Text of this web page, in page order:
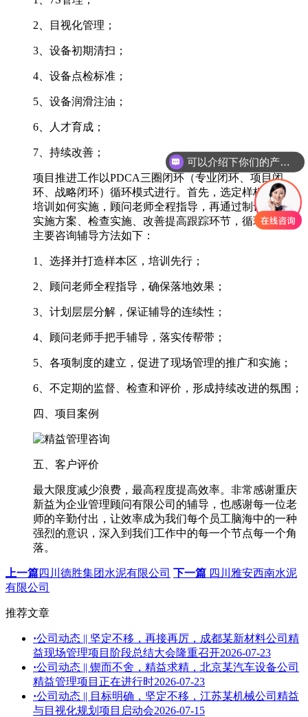
2、目视化管理；
3、设备初期清扫；
4、设备点检标准；
5、设备润滑注油；
6、人才育成；
7、持续改善；
项目推进工作以PDCA三圈闭环（专业闭环、项目闭
环、战略闭环）循环模式进行。首先，选定样板区域并
培训如何实施，顾问老师全程指导，再通过制订计划、
实施方案、检查实施、改善提高跟踪环节，循环巩固。
主要咨询辅导方法如下：
1、选择并打造样本区，培训先行；
2、顾问老师全程指导，确保落地效果；
3、计划层层分解，保证辅导的连续性；
4、顾问老师手把手辅导，落实传帮带；
5、各项制度的建立，促进了现场管理的推广和实施；
6、不定期的监督、检查和评价，形成持续改进的氛围；
四、项目案例
五、客户评价
最大限度减少浪费，最高程度提高效率。非常感谢重庆
新益为企业管理顾问有限公司的辅导，也感谢每一位老
师的辛勤付出，让效率成为我们每个员工脑海中的一种
强烈的意识，深入到我们工作中的每一个节点每一个角
落。
上一篇四川德胜集团水泥有限公司 下一篇 四川雅安西南水泥
有限公司
推荐文章
·公司动态 || 坚定不移，再接再厉，成都某新材料公司精
益现场管理项目阶段总结大会隆重召开2026-07-23
·公司动态 || 锲而不舍，精益求精，北京某汽车设备公司
精益管理项目正在进行时2026-07-23
·公司动态 || 目标明确，坚定不移，江苏某机械公司精益
与目视化规划项目启动会2026-07-15
可以介绍下你们的产品么